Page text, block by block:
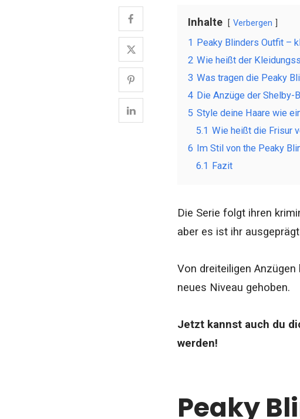
Inhalte Verbergen
1
Peaky Blinders Outfit –
2 Wie heißt der
3 Was tragen die Peaky
4 Die Anzüge der Shelby-
5 Style deine Haare wie
5.1 Wie heißt die Frisur
6
Im Stil von the Peaky
6.1
Fazit
Die Serie folgt ihren
aber es ist ihr
Von dreiteiligen
neues Niveau gehoben.
Jetzt kannst auch du
werden!
Peaky